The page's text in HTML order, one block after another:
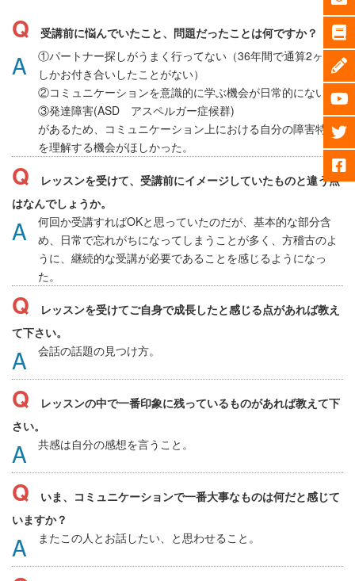
受講前に悩んでいたこと、問題だったことは何ですか？
①パートナー探しがうまく行ってない（36年間で通算2ヶ月
しかお付き合いしたことがない）
②コミュニケーションを意識的に学ぶ機会が日常的にない
③発達障害(ASD アスペルガー症候群)
があるため、コミュニケーション上における自分の障害特性
を理解する機会がほしかった。
レッスンを受けて、受講前にイメージしていたものと違う点
はなんでしょうか。
何回か受講すればOKと思っていたのだが、基本的な部分含
め、日常で忘れがちになってしまうことが多く、方稽古のよ
うに、継続的な受講が必要であることを感じるようになっ
た。
レッスンを受けてご自身で成長したと感じる点があれば教え
て下さい。
会話の話題の見つけ方。
レッスンの中で一番印象に残っているものがあれば教えて下
さい。
共感は自分の感想を言うこと。
いま、コミュニケーションで一番大事なものは何だと感じて
いますか？
またこの人とお話したい、と思わせること。